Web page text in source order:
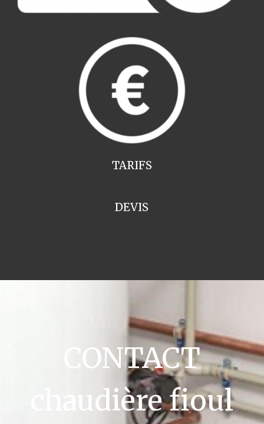
TARIFS
DEVIS
CONTACT
chaudière fioul